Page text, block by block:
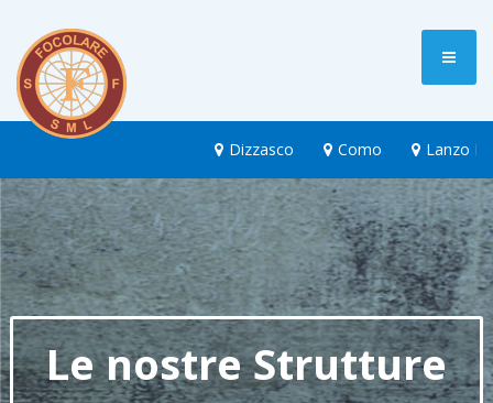
Dizzasco Como Lanzo
Le nostre Strutture